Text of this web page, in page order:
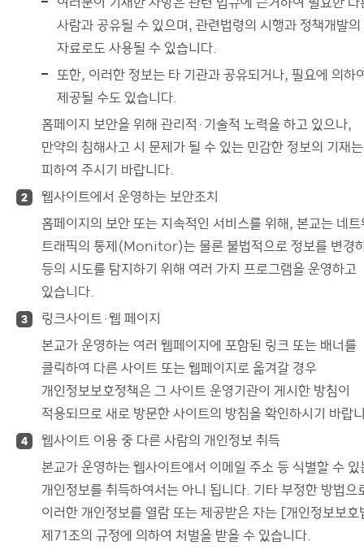
사람과 공유될 수 있으며, 관련법령의 시행과 정책개발의
자료로도 사용될 수 있습니다.
또한, 이러한 정보는 타 기관과 공유되거나, 필요에 의하
제공될 수도 있습니다.
홈페이지 보안을 위해 관리적·기술적 노력을 하고 있으나,
만약의 침해사고 시 문제가 될 수 있는 민감한 정보의 기재는
피하여 주시기 바랍니다.
2
웹사이트에서 운영하는 보안조치
홈페이지의 보안 또는 지속적인 서비스를 위해, 본교는 네
트래픽의 통제(Monitor)는 물론 불법적으로 정보를 변경
등의 시도를 탐지하기 위해 여러 가지 프로그램을 운영하고
있습니다.
3
링크사이트·웹 페이지
본교가 운영하는 여러 웹페이지에 포함된 링크 또는 배너를
클릭하여 다른 사이트 또는 웹페이지로 옮겨갈 경우
개인정보보호정책은 그 사이트 운영기관이 게시한 방침이
적용되므로 새로 방문한 사이트의 방침을 확인하시기 바랍
4
웹사이트 이용 중 다른 사람의 개인정보 취득
본교가 운영하는 웹사이트에서 이메일 주소 등 식별할 수 있
개인정보를 취득하여서는 아니 됩니다. 기타 부정한 방법으
이러한 개인정보를 열람 또는 제공받은 자는 [개인정보보
제71조의 규정에 의하여 처벌을 받을 수 있습니다.